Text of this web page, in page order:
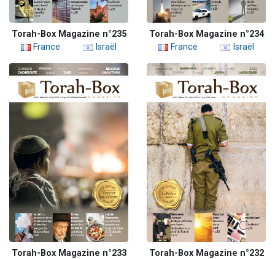
Torah-Box Magazine n°235
France
Israël
Torah-Box Magazine n°234
France
Israël
Torah-Box Magazine n°233
Torah-Box Magazine n°232